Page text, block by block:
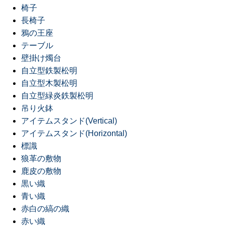
椅子
長椅子
鴉の王座
テーブル
壁掛け燭台
自立型鉄製松明
自立型木製松明
自立型緑炎鉄製松明
吊り火鉢
アイテムスタンド(Vertical)
アイテムスタンド(Horizontal)
標識
狼革の敷物
鹿皮の敷物
黒い織
青い織
赤白の縞の織
赤い織